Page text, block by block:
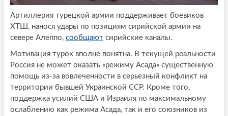
Артиллерия турецкой армии поддерживает боевиков
ХТШ, нанося удары по позициям сирийской армии на
севере Алеппо, сообщаютсирийские каналы.
Мотивация турок вполне понятна. В текущей реальности
Россия не может оказать «режиму Асада» существенную
помощь из-за вовлеченности в серьезный конфликт на
территории бывшей Украинской ССР. Кроме того,
поддержка усилий США и Израиля по максимальному
ослаблению как режима Асада, так и его союзников из